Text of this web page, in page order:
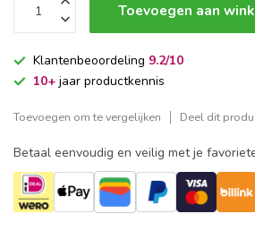
Toevoegen aan
Klantenbeoordeling 9.2/10
10+ jaar productkennis
Toevoegen om te vergelijken Deel dit
Betaal eenvoudig en veilig met je